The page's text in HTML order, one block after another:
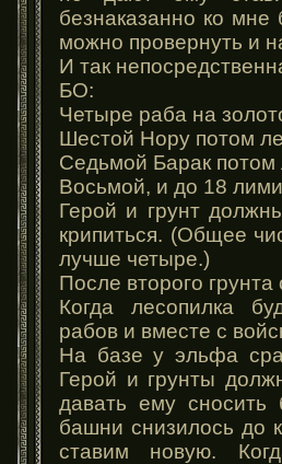
безнаказанно ко мне
можно провернуть и
И так
БО:
Четыре раба на
Шестой Нору потом
Седьмой Барак потом
Восьмой, и до 18
Герой и грунт
крипиться. (Общее
лучше четыре.)
После второго грунта
Когда лесопилка
рабов и вместе с
На базе у эльфа
Герой и грунты
давать ему сносить
башни снизилось до
ставим новую.